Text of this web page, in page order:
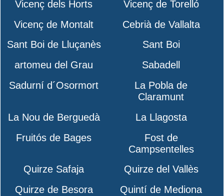
Vicenç dels Horts
Vicenç de Torelló
Vicenç de Montalt
Cebrià de Vallalta
Sant Boi de Lluçanès
Sant Boi
artomeu del Grau
Sabadell
Sadurní d´Osormort
La Pobla de
Claramunt
La Nou de Berguedà
La Llagosta
Fruitós de Bages
Fost de
Campsentelles
Quirze Safaja
Quirze del Vallès
Quirze de Besora
Quintí de Mediona